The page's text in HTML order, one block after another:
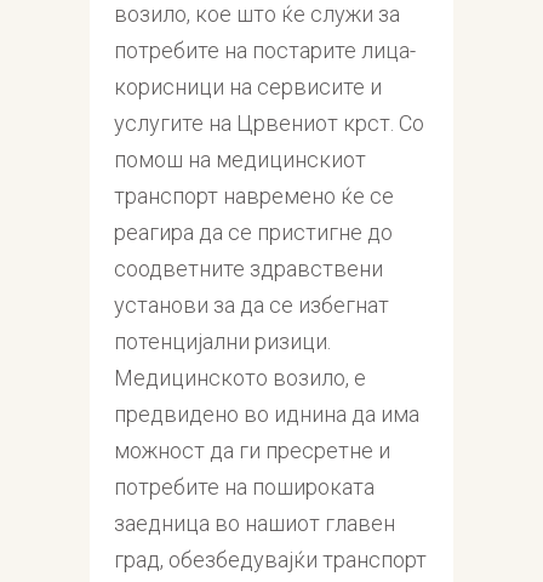
возило, кое што ќе служи за
потребите на постарите лица-
корисници на сервисите и
услугите на Црвениот крст. Со
помош на медицинскиот
транспорт навремено ќе се
реагира да се пристигне до
соодветните здравствени
установи за да се избегнат
потенцијални ризици.
Медицинското возило, е
предвидено во иднина да има
можност да ги пресретне и
потребите на пошироката
заедница во нашиот главен
град, обезбедувајќи транспорт